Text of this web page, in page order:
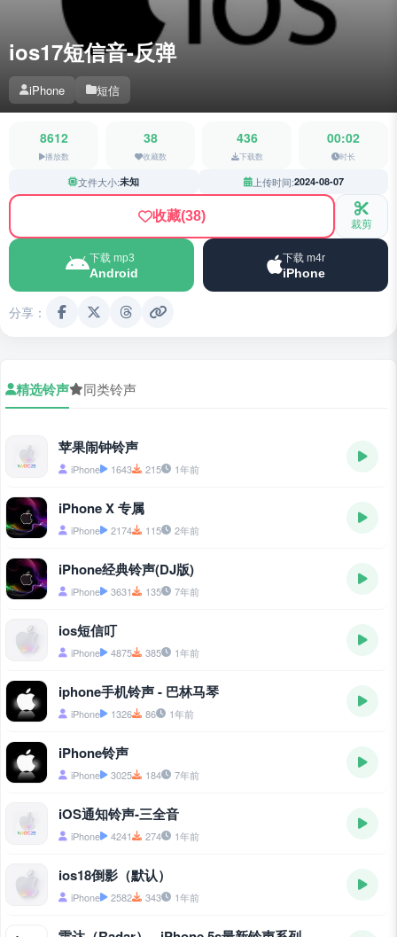
ios17短信音-反弹
iPhone 短信
8612
播放数
38
收藏数
436
下载数
00:02
时长
文件大小:未知 上传时间:2024-08-07
收藏(38) 裁剪
下载 mp3
Android
下载 m4r
iPhone
分享：
精选铃声 同类铃声
苹果闹钟铃声
iPhone 1643 215 1年前
iPhone X 专属
iPhone 2174 115 2年前
iPhone经典铃声(DJ版)
iPhone 3631 135 7年前
ios短信叮
iPhone 4875 385 1年前
iphone手机铃声 - 巴林马琴
iPhone 1326 86 1年前
iPhone铃声
iPhone 3025 184 7年前
iOS通知铃声-三全音
iPhone 4241 274 1年前
ios18倒影（默认）
iPhone 2582 343 1年前